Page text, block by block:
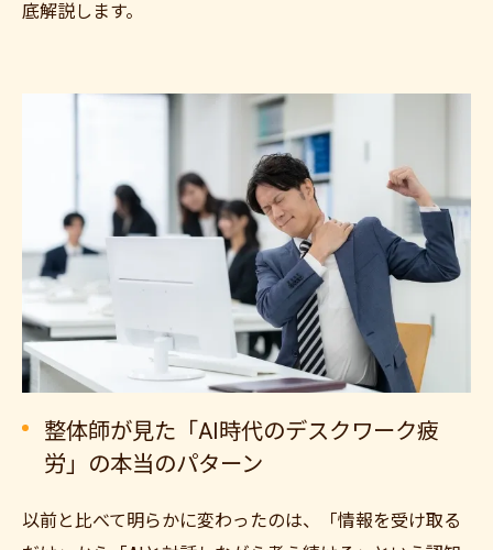
底解説します。
整体師が見た「AI時代のデスクワーク疲
労」の本当のパターン
以前と比べて明らかに変わったのは、「情報を受け取る